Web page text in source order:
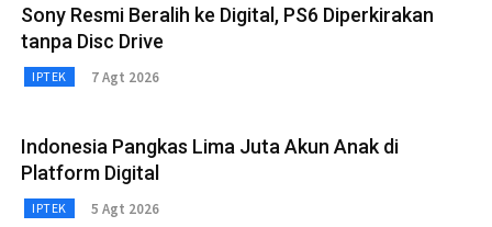
Sony Resmi Beralih ke Digital, PS6 Diperkirakan
tanpa Disc Drive
IPTEK 7 Agt 2026
Indonesia Pangkas Lima Juta Akun Anak di
Platform Digital
IPTEK 5 Agt 2026